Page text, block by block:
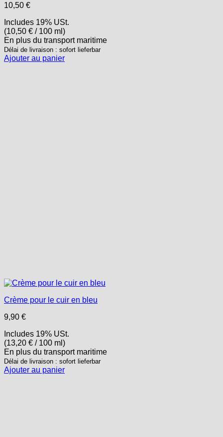
10,50 €
Includes 19% USt.
(10,50 € / 100 ml)
En plus du transportmaritime
Délai de livraison : sofort lieferbar
Ajouter au panier
Crème pour le cuir en bleu
9,90 €
Includes 19% USt.
(13,20 € / 100 ml)
En plus du transportmaritime
Délai de livraison : sofort lieferbar
Ajouter au panier